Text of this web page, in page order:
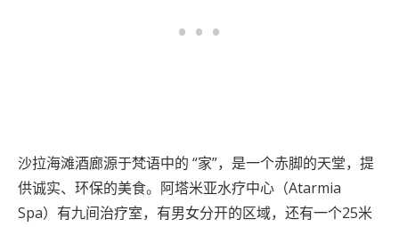
沙拉海滩酒廊源于梵语中的 “家”，是一个赤脚的天堂，提
供诚实、环保的美食。阿塔米亚水疗中心（Atarmia
Spa）有九间治疗室，有男女分开的区域，还有一个25米